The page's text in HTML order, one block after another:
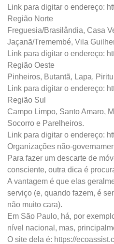
Link para digitar o endereço:
Região Norte
Freguesia/Brasilândia, Casa
Jaçanã/Tremembé, Vila
Link para digitar o endereço:
Região Oeste
Pinheiros, Butantã, Lapa,
Link para digitar o endereço:
Região Sul
Campo Limpo, Santo Amaro,
Socorro e Parelheiros.
Link para digitar o endereço:
Organizações não-
Para fazer um descarte de
consciente, outra dica é
A vantagem é que elas
serviço (e, quando fazem, é
não muito cara).
Em São Paulo, há, por
nível nacional, mas,
O site dela é: https://